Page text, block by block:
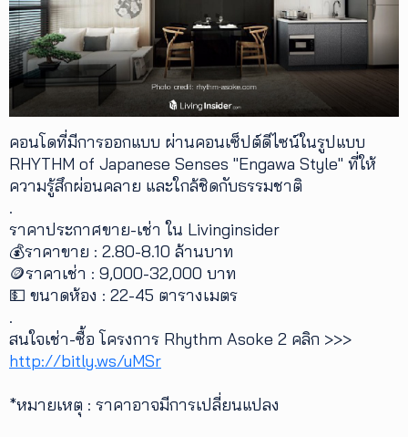
คอนโดที่มีการออกแบบ ผ่านคอนเซ็ปต์ดีไซน์ในรูปแบบ
RHYTHM of Japanese Senses "Engawa Style" ที่ให้
ความรู้สึกผ่อนคลาย และใกล้ชิดกับธรรมชาติ
.
ราคาประกาศขาย-เช่า ใน Livinginsider
💰ราคาขาย : 2.80-8.10 ล้านบาท
🪙ราคาเช่า : 9,000-32,000 บาท
💵 ขนาดห้อง : 22-45 ตารางเมตร
.
สนใจเช่า-ซื้อ โครงการ Rhythm Asoke 2 คลิก >>>
http://bitly.ws/uMSr
*หมายเหตุ : ราคาอาจมีการเปลี่ยนแปลง